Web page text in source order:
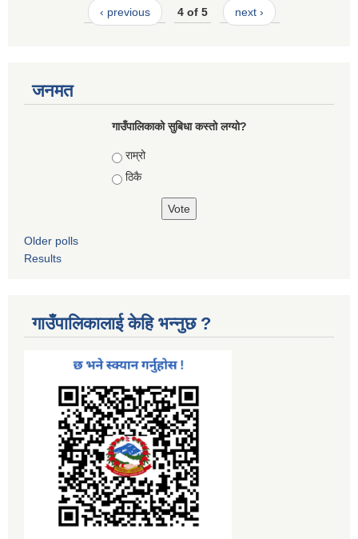
‹ previous 4 of 5 next ›
जनमत
गाउँपालिकाको सुबिधा कस्तो लग्यो?
Choices
राम्रो
ठिकै
Older polls
Results
गाउँपालिकालाई केहि भन्नुछ ?